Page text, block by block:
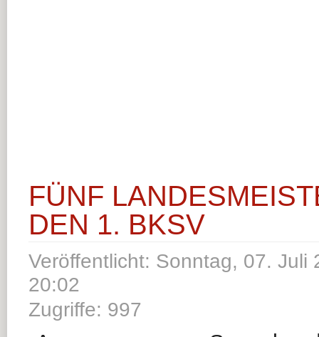
FÜNF
DEN 1. BKSV
Veröffentlicht: Sonntag, 07. Juli
20:02
Zugriffe: 997